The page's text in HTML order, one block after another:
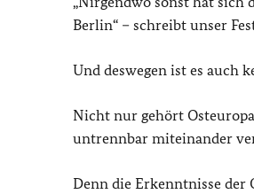
Berlin“ – schreibt unser
Und deswegen ist es auch
Nicht nur gehört
untrennbar miteinander
Denn die Erkenntnisse der